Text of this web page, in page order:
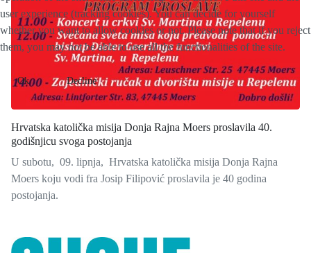
Hrvatska katolička misija Donja Rajna Moers proslavila 40.
godišnjicu svoga postojanja
U subotu, 09. lipnja, Hrvatska katolička misija Donja Rajna
Moers koju vodi fra Josip Filipović proslavila je 40 godina
postojanja.
user experience (tracking cookies). You can decide for yourself
whether you want to allow cookies or not. Please note that if you reject
them, you may not be able to use all the functionalities of the site.
Ok Decline